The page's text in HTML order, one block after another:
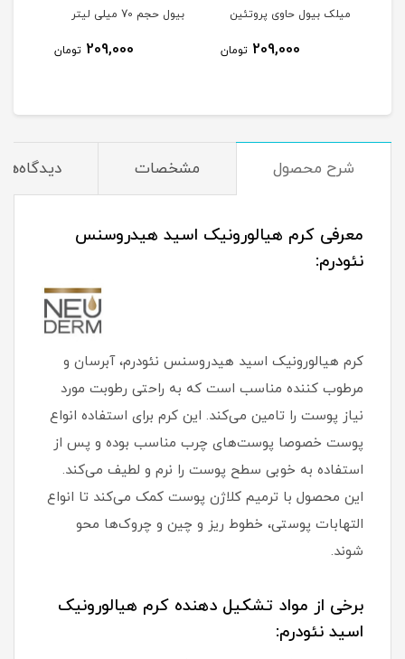
میلک بیول حاوی پروتئین
209,000 تومان
بیول حجم 70 میلی لیتر
209,000 تومان
شرح محصول مشخصات دیدگاه‌ها
معرفی کرم هیالورونیک اسید هیدروسنس
نئودرم:
کرم هیالورونیک اسید هیدروسنس نئودرم، آبرسان و
مرطوب کننده مناسب است که به راحتی رطوبت مورد
نیاز پوست را تامین می‌کند. این کرم برای استفاده انواع
پوست خصوصا پوست‌های چرب مناسب بوده و پس از
استفاده به خوبی سطح پوست را نرم و لطیف می‌کند.
این محصول با ترمیم کلاژن پوست کمک می‌کند تا انواع
التهابات پوستی، خطوط ریز و چین و چروک‌ها محو
شوند.
برخی از مواد تشکیل دهنده کرم هیالورونیک
اسید نئودرم: